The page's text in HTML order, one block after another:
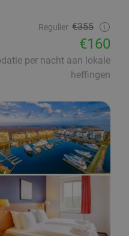
Regulier €355
€160
per nacht aan lokale
heffingen